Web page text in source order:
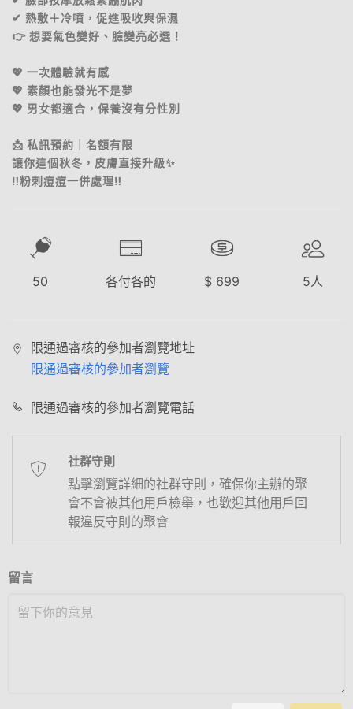
✔ 熱敷＋冷噴，促進吸收與保濕
👉 想要氣色變好、臉變亮必選！
💖 一次體驗就有感
💖 素顏也能發光不是夢
💖 男女都適合，保養沒有分性別
📩 私訊預約｜名額有限
讓你這個秋冬，皮膚直接升級✨
‼️粉刺痘痘一併處理‼️
50 各付各的 $ 699 5人
限通過審核的參加者瀏覽地址
限通過審核的參加者瀏覽
限通過審核的參加者瀏覽電話
社群守則
點擊瀏覽詳細的社群守則，確保你主辦的聚
會不會被其他用戶檢舉，也歡迎其他用戶回
報違反守則的聚會
留言